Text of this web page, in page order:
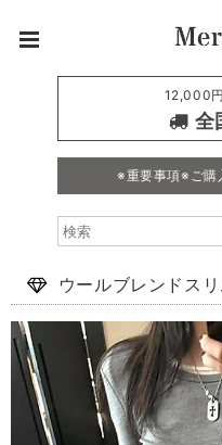
12,000
全
※重要事項※ご購
ウールブレンドス